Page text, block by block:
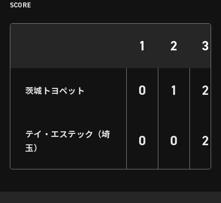
SCORE
1 2 3
茨城トヨペット 0 1 2
テイ・エステック（埼
玉）
0 0 2